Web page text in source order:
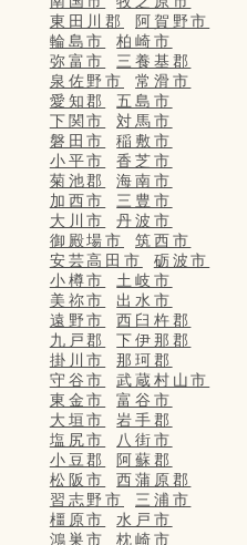
東田川郡
阿賀野市
輪島市
柏崎市
弥富市
三養基郡
泉佐野市
常滑市
愛知郡
五島市
下関市
対馬市
磐田市
稲敷市
小平市
香芝市
菊池郡
海南市
加西市
三豊市
大川市
丹波市
御殿場市
筑西市
安芸高田市
砺波市
小樽市
土岐市
美祢市
出水市
遠野市
西臼杵郡
九戸郡
下伊那郡
掛川市
那珂郡
守谷市
武蔵村山市
東金市
富谷市
大垣市
岩手郡
塩尻市
八街市
小豆郡
阿蘇郡
松阪市
西蒲原郡
習志野市
三浦市
橿原市
水戸市
鴻巣市
枕崎市